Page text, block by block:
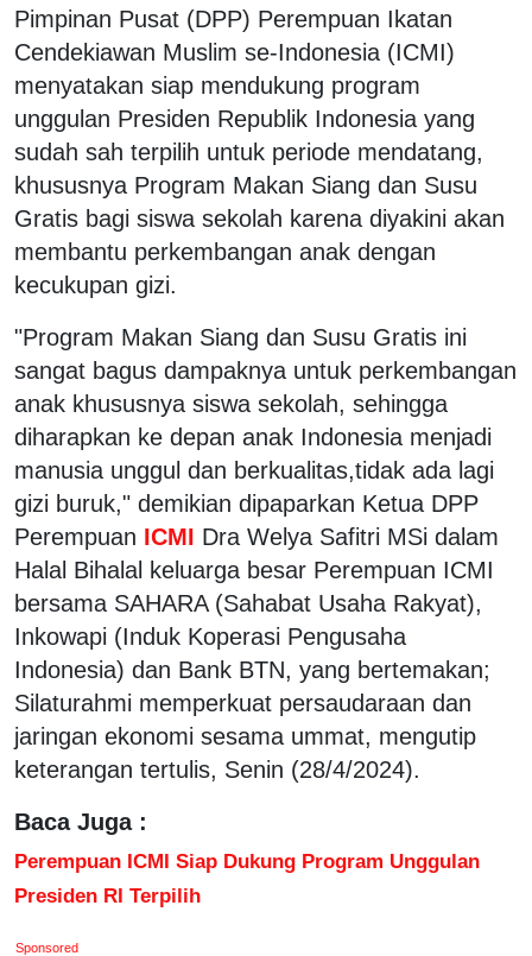
Pimpinan Pusat (DPP) Perempuan Ikatan
Cendekiawan Muslim se-Indonesia (ICMI)
menyatakan siap mendukung program
unggulan Presiden Republik Indonesia yang
sudah sah terpilih untuk periode mendatang,
khususnya Program Makan Siang dan Susu
Gratis bagi siswa sekolah karena diyakini akan
membantu perkembangan anak dengan
kecukupan gizi.
"Program Makan Siang dan Susu Gratis ini
sangat bagus dampaknya untuk perkembangan
anak khususnya siswa sekolah, sehingga
diharapkan ke depan anak Indonesia menjadi
manusia unggul dan berkualitas,tidak ada lagi
gizi buruk," demikian dipaparkan Ketua DPP
Perempuan ICMI Dra Welya Safitri MSi dalam
Halal Bihalal keluarga besar Perempuan ICMI
bersama SAHARA (Sahabat Usaha Rakyat),
Inkowapi (Induk Koperasi Pengusaha
Indonesia) dan Bank BTN, yang bertemakan;
Silaturahmi memperkuat persaudaraan dan
jaringan ekonomi sesama ummat, mengutip
keterangan tertulis, Senin (28/4/2024).
Baca Juga :
Perempuan ICMI Siap Dukung Program Unggulan
Presiden RI Terpilih
Sponsored